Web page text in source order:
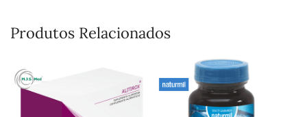
Produtos Relacionados